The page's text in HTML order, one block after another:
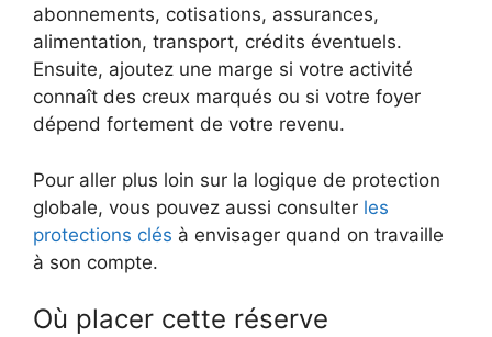
abonnements, cotisations, assurances,
alimentation, transport, crédits éventuels.
Ensuite, ajoutez une marge si votre activité
connaît des creux marqués ou si votre foyer
dépend fortement de votre revenu.
Pour aller plus loin sur la logique de protection
globale, vous pouvez aussi consulter les
protections clés à envisager quand on travaille
à son compte.
Où placer cette réserve